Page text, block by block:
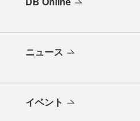
ニュース
イベント